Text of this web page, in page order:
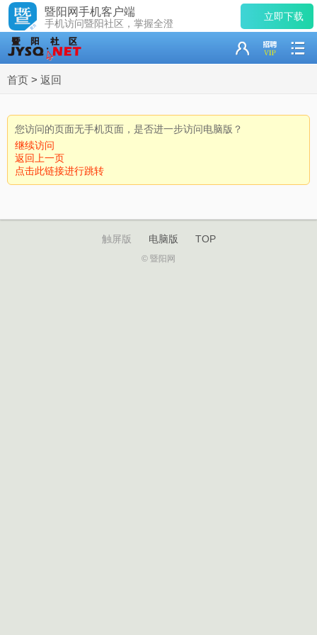
暨阳网手机客户端
手机访问暨阳社区，掌握全澄
立即下载
首页 > 返回
您访问的页面无手机页面，是否进一步访问电脑版？
继续访问
返回上一页
点击此链接进行跳转
触屏版 电脑版 TOP
© 暨阳网